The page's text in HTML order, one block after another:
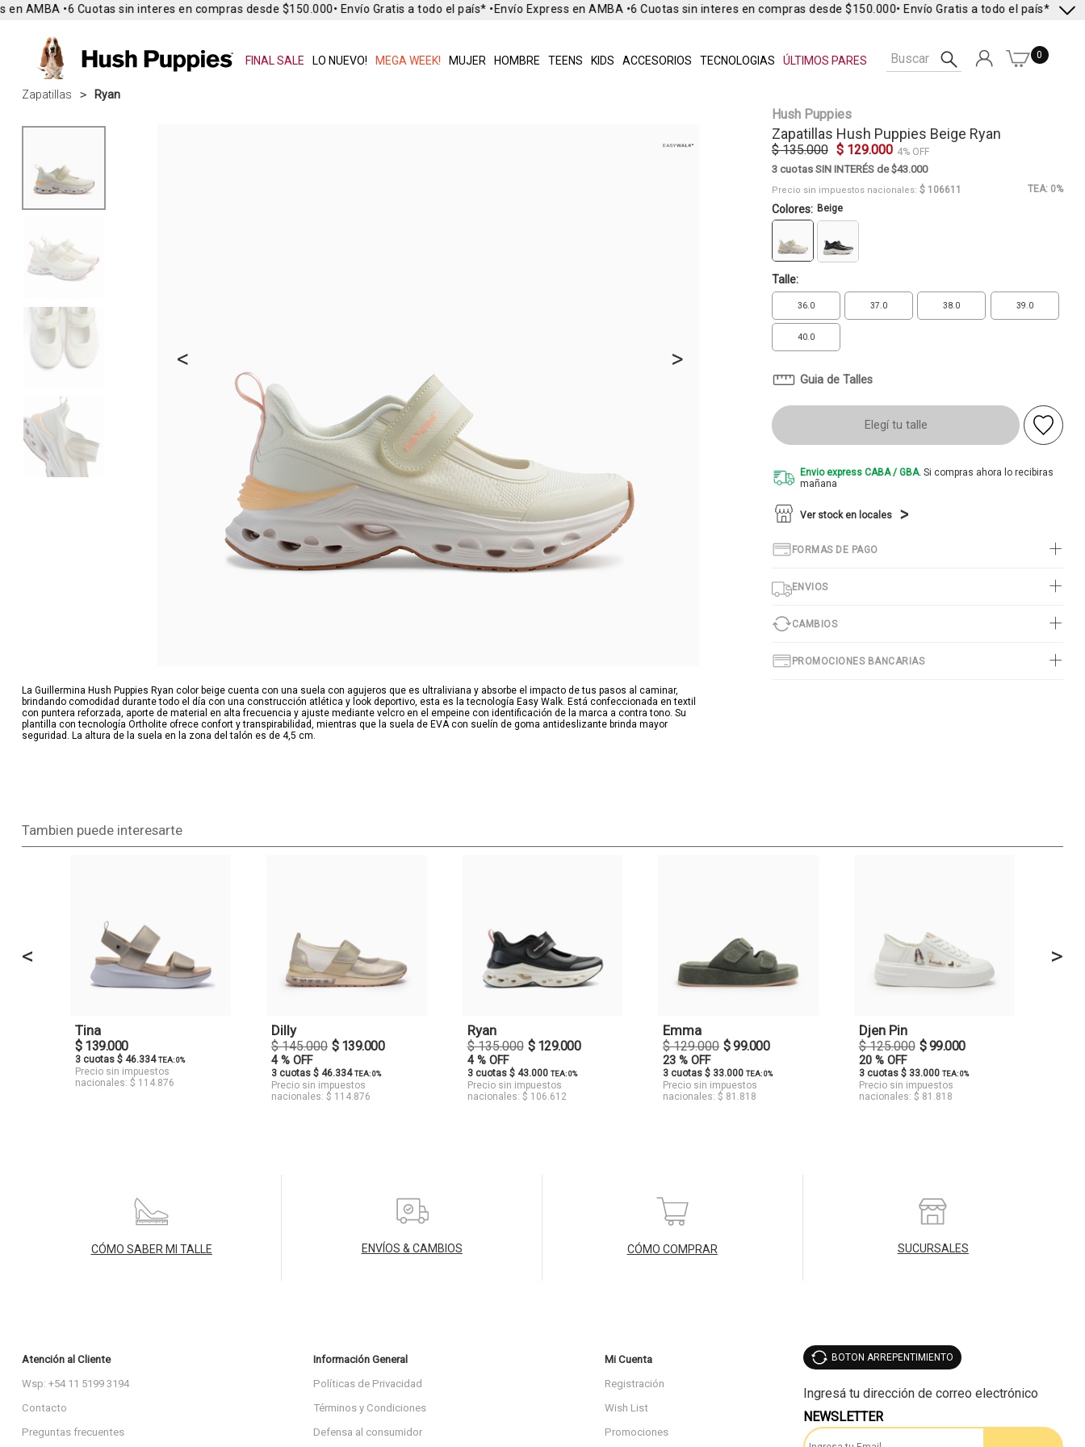
FINAL SALE LO NUEVO! MEGA WEEK! MUJER HOMBRE TEENS KIDS ACCESORIOS TECNOLOGIAS ÚLTIMOS PARES
AMBA •6 Cuotas sin interes en compras desde $150.000• Envío Gratis a todo el país* •Envío Express en AMBA •6 Cuotas sin interes en compras desde $150.000• Envío Gratis a todo el país* •Envío
0
Zapatillas Ryan
< >
La Guillermina Hush Puppies Ryan color beige cuenta con una suela con agujeros que es ultraliviana y absorbe el impacto de tus pasos al caminar,
brindando comodidad durante todo el día con una construcción atlética y look deportivo, esta es la tecnología Easy Walk. Está confeccionada en textil
con puntera reforzada, aporte de material en alta frecuencia y ajuste mediante velcro en el empeine con identificación de la marca a contra tono. Su
plantilla con tecnología Ortholite ofrece confort y transpirabilidad, mientras que la suela de EVA con suelín de goma antideslizante brinda mayor
seguridad. La altura de la suela en la zona del talón es de 4,5 cm.
Hush Puppies
Zapatillas Hush Puppies Beige Ryan
$ 135.000 $ 129.000 4% OFF
3 cuotas SIN INTERÉS de $43.000
Precio sin impuestos nacionales: $ 106611 TEA: 0%
Colores: Beige
Talle:
36.0 37.0 38.0 39.0
40.0
Guia de Talles
Elegí tu talle
Envio express CABA / GBA.Si compras ahora lo recibiras
mañana
Ver stock en locales
FORMAS DE PAGO
ENVIOS
CAMBIOS
PROMOCIONES BANCARIAS
Tambien puede interesarte
<
Tina
$ 139.000
3 cuotas $ 46.334TEA: 0%
Precio sin impuestos
nacionales: $ 114.876
Dilly
$ 145.000 $ 139.000
4 % OFF
3 cuotas $ 46.334TEA: 0%
Precio sin impuestos
nacionales: $ 114.876
Ryan
$ 135.000 $ 129.000
4 % OFF
3 cuotas $ 43.000 TEA: 0%
Precio sin impuestos
nacionales: $ 106.612
Emma
$ 129.000 $ 99.000
23 % OFF
3 cuotas $ 33.000TEA: 0%
Precio sin impuestos
nacionales: $ 81.818
Djen Pin
$ 125.000 $ 99.000
20 % OFF
3 cuotas $ 33.000 TEA: 0%
Precio sin impuestos
nacionales: $ 81.818
>
CÓMO SABER MI TALLE ENVÍOS & CAMBIOS CÓMO COMPRAR SUCURSALES
Atención al Cliente
Wsp: +54 11 5199 3194
Contacto
Preguntas frecuentes
Información General
Políticas de Privacidad
Términos y Condiciones
Defensa al consumidor
Mi Cuenta
Registración
Wish List
Promociones
BOTON ARREPENTIMIENTO
NEWSLETTER